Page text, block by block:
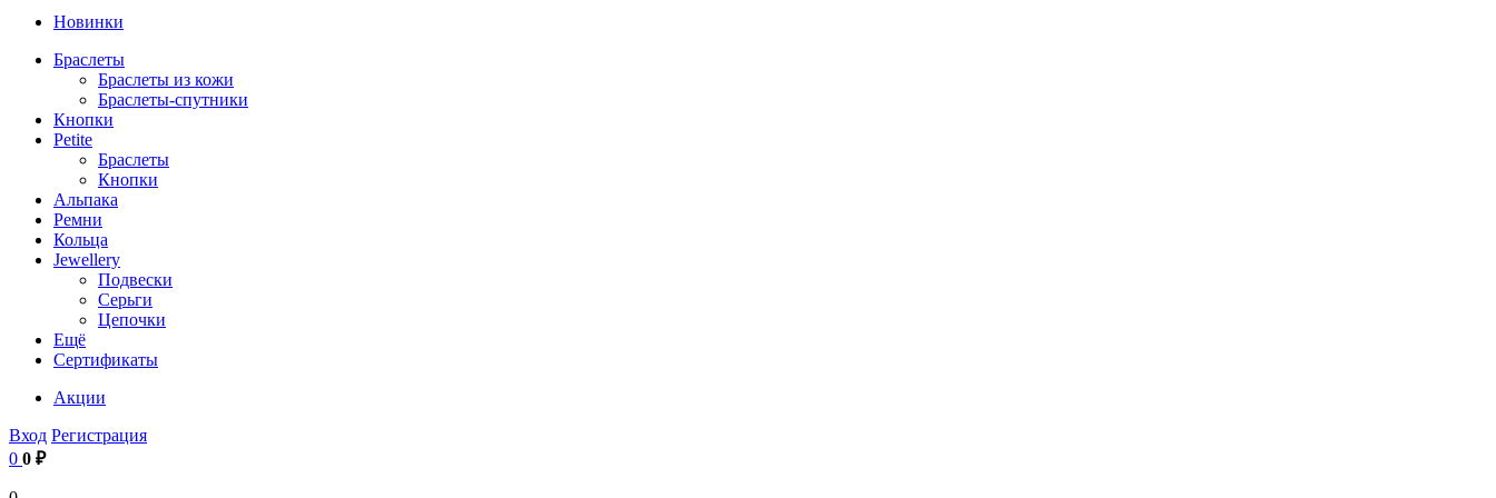
Новинки
Браслеты
Браслеты из кожи
Браслеты-спутники
Кнопки
Petite
Браслеты
Кнопки
Альпака
Ремни
Кольца
Jewellery
Подвески
Серьги
Цепочки
Ещё
Сертификаты
Акции
Вход Регистрация
0 0 ₽